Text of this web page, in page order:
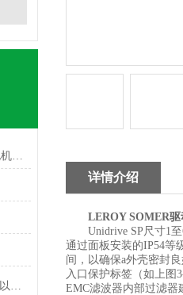
servotecnica用于直流和无刷直流电机的数字驱动器
LAM Technologies步进驱动器具有以下特点和功能
详情介绍
LEROY SOMER驱
Unidrive SP 尺寸1至
通过面板安装的IP54等
间，以确保a外壳密封
入口保护标签（如上图
EMC滤波器内部过滤器